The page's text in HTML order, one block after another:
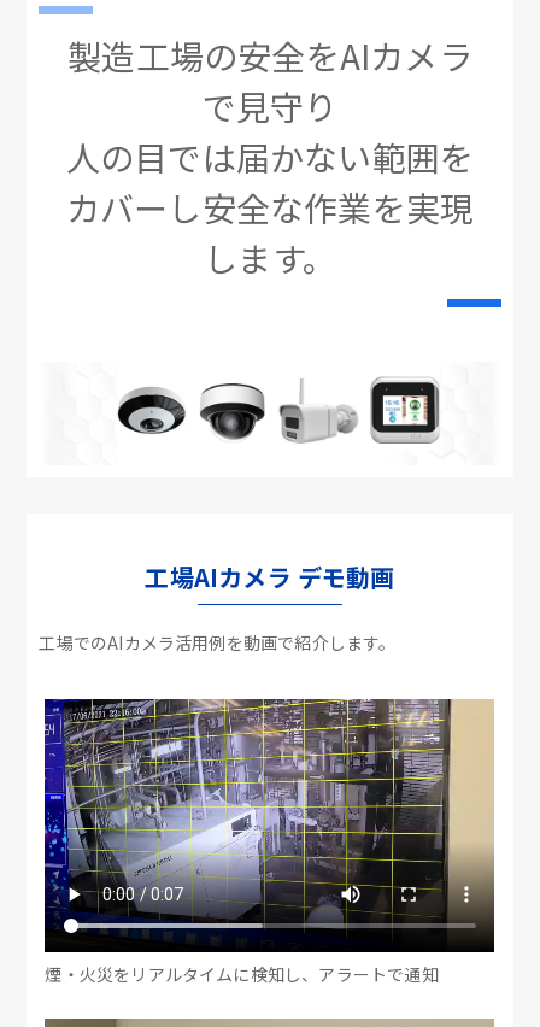
製造工場の安全をAIカメラ
で見守り
人の目では届かない範囲を
カバーし安全な作業を実現
します。
工場AIカメラ デモ動画
工場でのAIカメラ活用例を動画で紹介します。
煙・火災をリアルタイムに検知し、アラートで通知